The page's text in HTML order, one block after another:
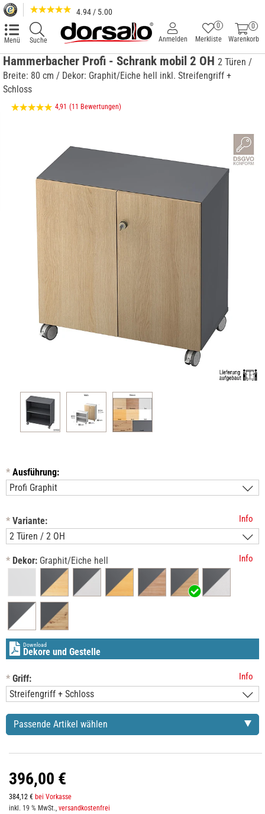
4.94 / 5.00
Menü Suche
0
Warenkorb
Merkliste
0
Anmelden
Hammerbacher Profi - Schrank mobil 2 OH 2 Türen /
Breite: 80 cm / Dekor: Graphit/Eiche hell inkl. Streifengriff +
Schloss
4,91 (11 Bewertungen)
* Ausführung:
* Variante: Info
* Dekor: Graphit/Eiche hell Info
Download
Dekore und Gestelle
* Griff: Info
Passende Artikel wählen
396,00 €
384,12 € bei Vorkasse
inkl. 19 % MwSt., versandkostenfrei